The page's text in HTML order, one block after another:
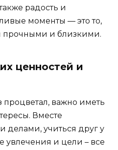
радость и
моменты — это то,
прочными и близкими.
ценностей и
важно иметь
Вместе
делами, учиться друг у
увлечения и цели – все